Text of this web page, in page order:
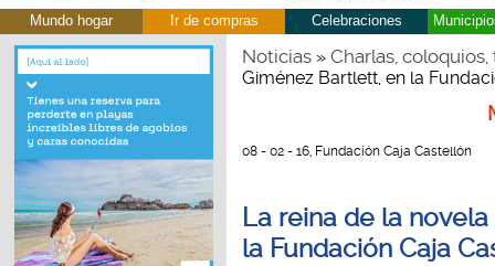
Mundo hogar Ir de compras Celebraciones
Noticias» Charlas,
Giménez Bartlett, en la
08 - 02 - 16, Fundación Caja Castellón
La reina de la
la Fundación Caja